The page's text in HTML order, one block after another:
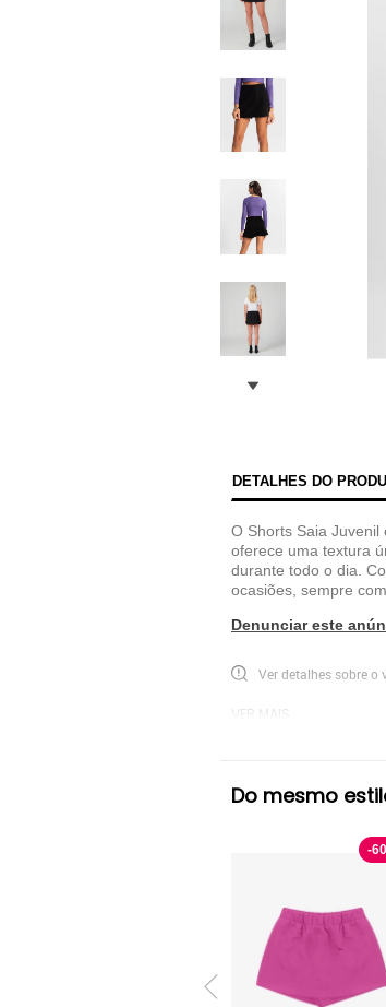
DETALHES DO
O Shorts Saia
oferece uma textura
durante todo o dia.
ocasiões, sempre
Denunciar este
Ver detalhes sobre o
VER MAIS
Do mesmo
-60